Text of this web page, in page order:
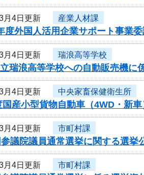
月4日更新 産業人材課
度外国人活用企業サポート事業
月4日更新 瑞浪高等学校
瑞浪高等学校への自動販売機に
月4日更新 中央家畜保健衛生所
国産小型貨物自動車（4WD・新
月4日更新 市町村課
議院議員通常選挙に関する選
月4日更新 市町村課